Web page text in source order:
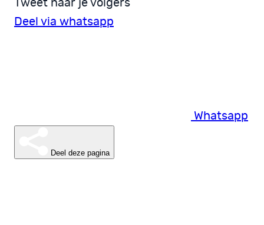
Tweet naar je volgers
Deel via whatsapp
Whatsapp
Deel deze pagina